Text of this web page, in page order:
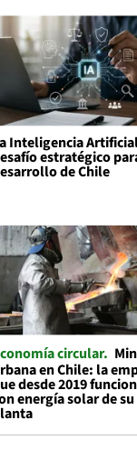
Inteligencia
estratégico
de Chile
circular
en Chile: la
desde 2019
energía solar de